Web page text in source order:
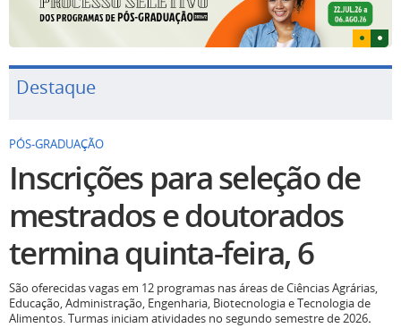
Destaque
PÓS-GRADUAÇÃO
Inscrições para seleção de
mestrados e doutorados
termina quinta-feira, 6
São oferecidas vagas em 12 programas nas áreas de Ciências Agrárias,
Educação, Administração, Engenharia, Biotecnologia e Tecnologia de
Alimentos. Turmas iniciam atividades no segundo semestre de 2026.